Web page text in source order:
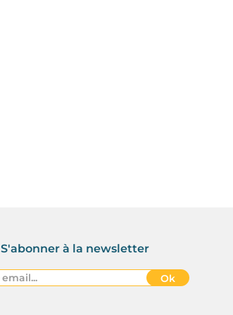
S'abonner à la newsletter
Ok